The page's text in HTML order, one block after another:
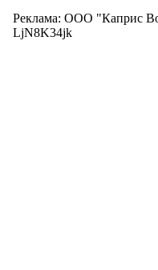
Реклама: ООО "Каприс
LjN8K34jk